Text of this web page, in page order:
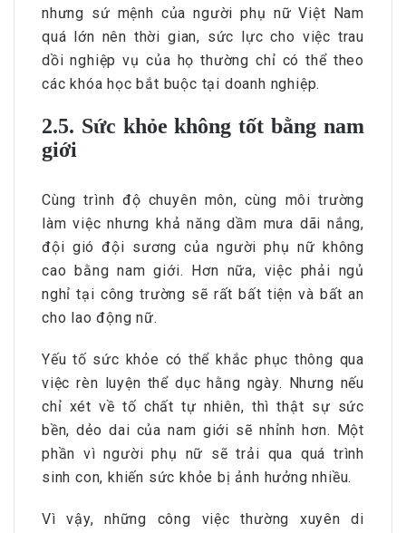
nhưng sứ mệnh của người phụ nữ Việt Nam
quá lớn nên thời gian, sức lực cho việc trau
dồi nghiệp vụ của họ thường chỉ có thể theo
các khóa học bắt buộc tại doanh nghiệp.
2.5. Sức khỏe không tốt bằng nam
giới
Cùng trình độ chuyên môn, cùng môi trường
làm việc nhưng khả năng dầm mưa dãi nắng,
đội gió đội sương của người phụ nữ không
cao bằng nam giới. Hơn nữa, việc phải ngủ
nghỉ tại công trường sẽ rất bất tiện và bất an
cho lao động nữ.
Yếu tố sức khỏe có thể khắc phục thông qua
việc rèn luyện thể dục hằng ngày. Nhưng nếu
chỉ xét về tố chất tự nhiên, thì thật sự sức
bền, dẻo dai của nam giới sẽ nhỉnh hơn. Một
phần vì người phụ nữ sẽ trải qua quá trình
sinh con, khiến sức khỏe bị ảnh hưởng nhiều.
Vì vậy, những công việc thường xuyên di